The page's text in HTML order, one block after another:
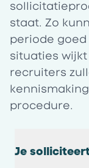
staat. Zo
periode
situaties
recruiters
procedure.
Je